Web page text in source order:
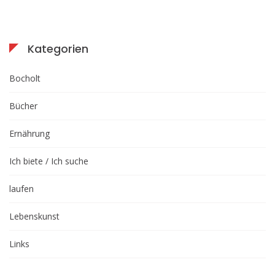
Kategorien
Bocholt
Bücher
Ernährung
Ich biete / Ich suche
laufen
Lebenskunst
Links